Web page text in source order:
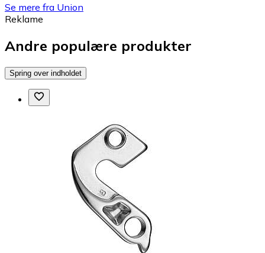
Se mere fra Union
Reklame
Andre populære produkter
Spring over indholdet